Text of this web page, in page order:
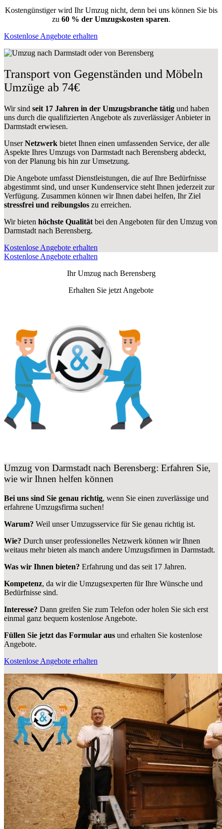
Kostengünstiger wird Ihr Umzug nicht, denn bei uns können Sie bis
zu 60 % der Umzugskosten sparen.
Kostenlose Angebote erhalten
Transport von Gegenständen und Möbeln
Umzüge ab 74€
Wir sind seit 17 Jahren in der Umzugsbranche tätig und haben
uns durch die qualifizierten Angebote als zuverlässiger Anbieter in
Darmstadt erwiesen.
UnserNetzwerk bietet Ihnen einen umfassenden Service, der alle
Aspekte Ihres Umzugs von Darmstadt nach Berensberg abdeckt,
von der Planung bis hin zur Umsetzung.
Die Angebote umfasst Dienstleistungen, die auf Ihre Bedürfnisse
abgestimmt sind, und unser Kundenservice steht Ihnen jederzeit zur
Verfügung. Zusammen können wir Ihnen dabei helfen, Ihr Ziel
stressfrei und reibungslos zu erreichen.
Wir bieten höchste Qualität bei den Angeboten für den Umzug von
Darmstadt nach Berensberg.
Kostenlose Angebote erhalten
Kostenlose Angebote erhalten
Ihr Umzug nach Berensberg
Erhalten Sie jetzt Angebote
Umzug von Darmstadt nach Berensberg: Erfahren Sie,
wie wir Ihnen helfen können
Bei uns sind Sie genau richtig, wenn Sie einen zuverlässige und
erfahrene Umzugsfirma suchen!
Warum? Weil unser Umzugsservice für Sie genau richtig ist.
Wie? Durch unser professionelles Netzwerk können wir Ihnen
weitaus mehr bieten als manch andere Umzugsfirmen in Darmstadt.
Was wir Ihnen bieten? Erfahrung und das seit 17 Jahren.
Kompetenz, da wir die Umzugsexperten für Ihre Wünsche und
Bedürfnisse sind.
Interesse? Dann greifen Sie zum Telefon oder holen Sie sich erst
einmal ganz bequem kostenlose Angebote.
Füllen Sie jetzt das Formular aus und erhalten Sie kostenlose
Angebote.
Kostenlose Angebote erhalten